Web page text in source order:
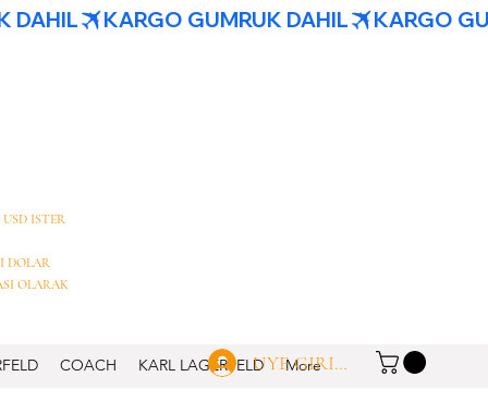
ISTER
DOLAR
OLARAK
COACH KARL LAGERFELD More
UYE GIRISI